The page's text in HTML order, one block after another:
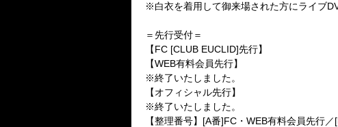
※白衣を着用して御来場された方にライブ
＝先行受付＝
【FC [CLUB EUCLID]先行】
【WEB有料会員先行】
※終了いたしました。
【オフィシャル先行】
※終了いたしました。
【整理番号】[A番]FC・WEB有料会員先行